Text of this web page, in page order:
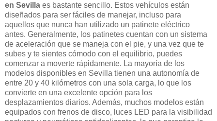
en Sevilla es bastante sencillo. Estos vehículos están
diseñados para ser fáciles de manejar, incluso para
aquellos que nunca han utilizado un patinete eléctrico
antes. Generalmente, los patinetes cuentan con un sistema
de aceleración que se maneja con el pie, y una vez que te
subes y te sientes cómodo con el equilibrio, puedes
comenzar a moverte rápidamente. La mayoría de los
modelos disponibles en Sevilla tienen una autonomía de
entre 20 y 40 kilómetros con una sola carga, lo que los
convierte en una excelente opción para los
desplazamientos diarios. Además, muchos modelos están
equipados con frenos de disco, luces LED para la visibilidad